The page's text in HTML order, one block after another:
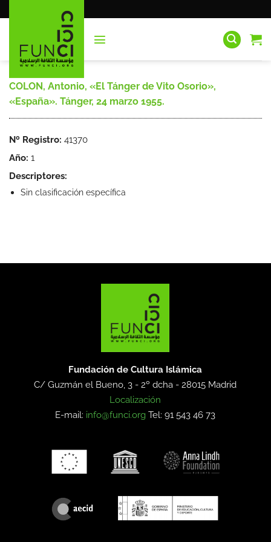
al
COLON, Antonio, «El Tánger de Vito Osorio»,
«España». Tánger, 24 marzo 1955.
Nº Registro: 41370
Año: 1
Descriptores:
Sin clasificación específica
Fundación de Cultura Islámica
C/ Guzmán el Bueno, 3 - 2º dcha -28015 Madrid
Localización
E-mail: info@funci.org Tel: 91 543 46 73